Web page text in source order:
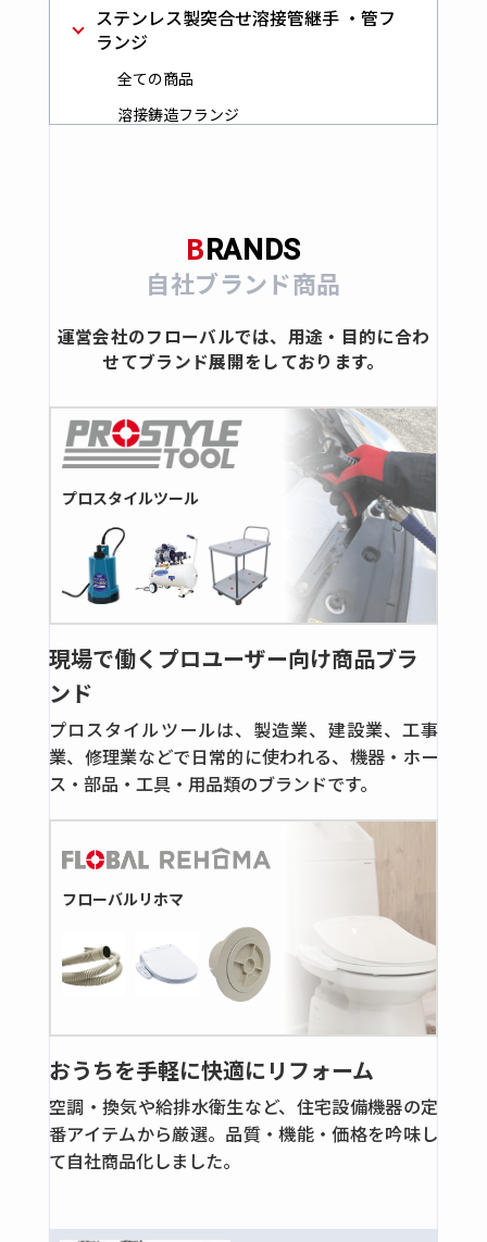
ステンレス製突合せ溶接管継手 ・管フ
ランジ
全ての商品
溶接鋳造フランジ
ボールバルブ
ゲート
グローブ
ストレーナ
スイングチャッキ
コック
ステンレス製ダブルフェルール継手
全ての商品
ダブルフェルール継手
ボールバルブ
全ての商品
フローモニター
高圧用継手
鋼管用くい込み継手
鍛鋼製くい込タイプ
高圧ねじ込み継手
全ての商品
鋼製ねじ込タイプ
鍛鋼製さし込溶接タイプ
ステンレス製さし込溶接タイプ
油圧用ホースアダプター
ホースアダプター
B RANDS
自社ブランド商品
運営会社のフローバルでは、用途・目的に合わ
せてブランド展開をしております。
プロスタイルツール
現場で働くプロユーザー向け商品ブラ
ンド
プロスタイルツールは、製造業、建設業、工事
業、修理業などで日常的に使われる、機器・ホー
ス・部品・工具・用品類のブランドです。
フローバルリホマ
おうちを手軽に快適にリフォーム
空調・換気や給排水衛生など、住宅設備機器の定
番アイテムから厳選。品質・機能・価格を吟味し
て自社商品化しました。